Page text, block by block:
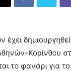
έχει
Κορίνθου
το φανάρι για